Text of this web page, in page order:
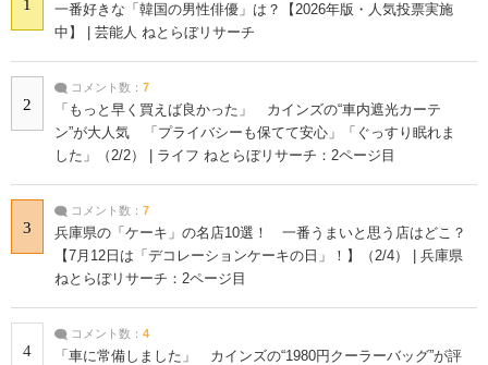
1
一番好きな「韓国の男性俳優」は？【2026年版・人気投票実施
中】 | 芸能人 ねとらぼリサーチ
2
コメント数： 7
「もっと早く買えば良かった」 カインズの“車内遮光カーテ
ン”が大人気 「プライバシーも保てて安心」「ぐっすり眠れま
した」（2/2） | ライフ ねとらぼリサーチ：2ページ目
3
コメント数： 7
兵庫県の「ケーキ」の名店10選！ 一番うまいと思う店はどこ？
【7月12日は「デコレーションケーキの日」！】（2/4） | 兵庫県
ねとらぼリサーチ：2ページ目
4
コメント数： 4
「車に常備しました」 カインズの“1980円クーラーバッグ”が評